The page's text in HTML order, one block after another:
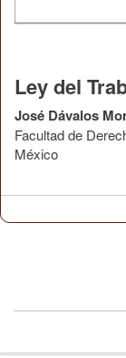
Ley del
José Dávalos
Facultad de
México